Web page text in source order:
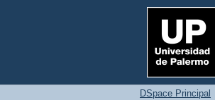
Buscar
DSpace Principal